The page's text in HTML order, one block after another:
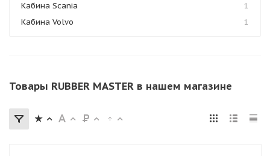
Кабина Scania
1
Кабина Volvo
1
Товары RUBBER MASTER в нашем магазине